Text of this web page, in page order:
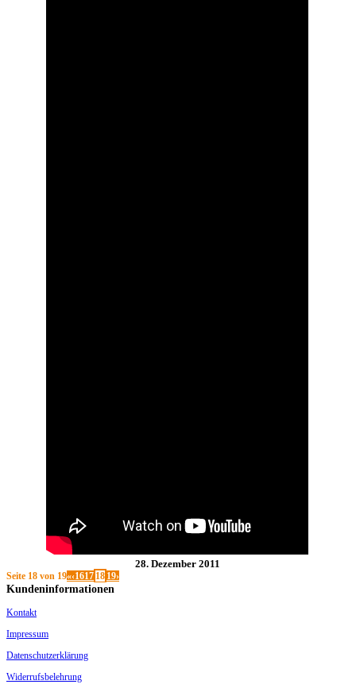
28. Dezember 2011
Seite 18 von 19«‹1617 18 19›
Kundeninformationen
Kontakt
Impressum
Datenschutzerklärung
Widerrufsbelehrung